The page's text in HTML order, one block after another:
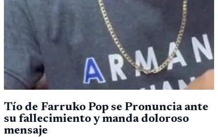
Tío de Farruko Pop se Pronuncia ante
su fallecimiento y manda doloroso
mensaje